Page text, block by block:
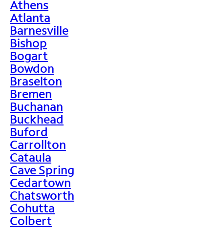
Athens
Atlanta
Barnesville
Bishop
Bogart
Bowdon
Braselton
Bremen
Buchanan
Buckhead
Buford
Carrollton
Cataula
Cave Spring
Cedartown
Chatsworth
Cohutta
Colbert